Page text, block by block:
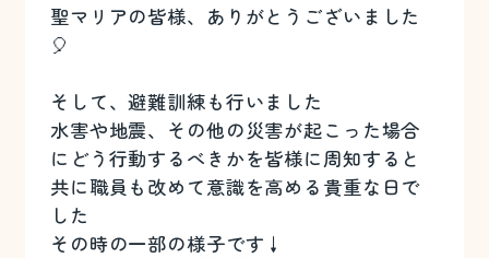
聖マリアの皆様、ありがとうございました
🎈
そして、避難訓練も行いました
水害や地震、その他の災害が起こった場合
にどう行動するべきかを皆様に周知すると
共に職員も改めて意識を高める貴重な日で
した
その時の一部の様子です↓